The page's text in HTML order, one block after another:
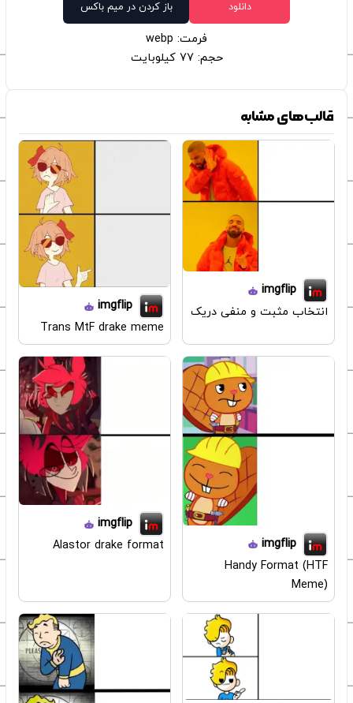
دانلود باز کردن در میم باکس
فرمت: webp
حجم: 77 کیلوبایت
قالب‌های مشابه
imgflip
انتخاب مثبت و منفی دریک
imgflip
Trans MtF drake meme
imgflip
Handy Format (HTF
Meme)
imgflip
Alastor drake format